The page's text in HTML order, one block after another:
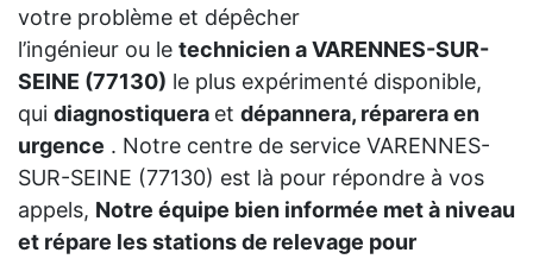
votre problème et dépêcher
l’ingénieur ou le technicien a VARENNES-SUR-
SEINE (77130) le plus expérimenté disponible,
qui diagnostiquera et dépannera, réparera en
urgence . Notre centre de service VARENNES-
SUR-SEINE (77130) est là pour répondre à vos
appels, Notre équipe bien informée met à niveau
et répare les stations de relevage pour